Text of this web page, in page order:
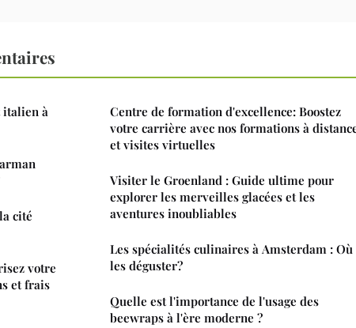
italien à
cité
votre
et frais
Centre de formation d'excellence: Boostez
votre carrière avec nos formations à
et visites virtuelles
Visiter le Groenland : Guide ultime pour
explorer les merveilles glacées et les
aventures inoubliables
Les spécialités culinaires à Amsterdam : Où
les déguster?
Quelle est l'importance de l'usage des
beewraps à l'ère moderne ?